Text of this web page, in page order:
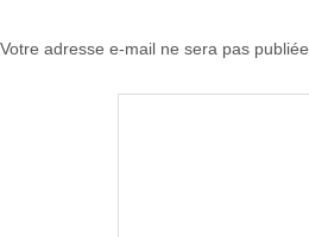
Votre adresse e-mail ne sera pas publiée.